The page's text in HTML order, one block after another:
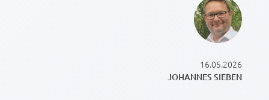
16.05.2026
JOHANNES SIEBEN